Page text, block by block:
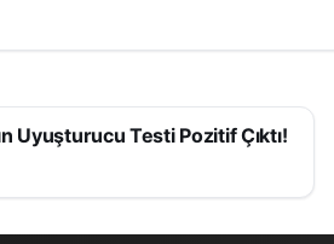
Uyuşturucu Testi Pozitif Çıktı!